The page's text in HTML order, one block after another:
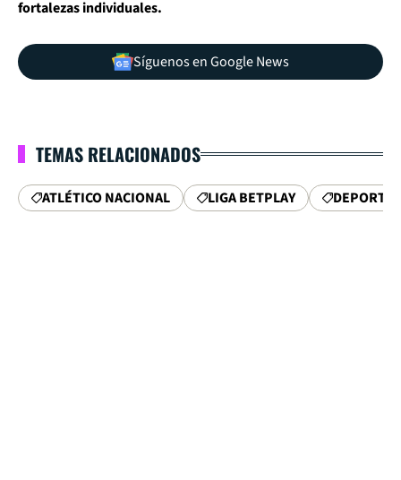
fortalezas individuales.
Síguenos en Google News
TEMAS RELACIONADOS
ATLÉTICO NACIONAL LIGA BETPLAY